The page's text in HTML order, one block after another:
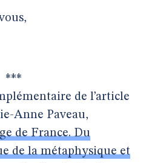
***
de l’article
Anne Paveau,
de France. Du
de la métaphysique et